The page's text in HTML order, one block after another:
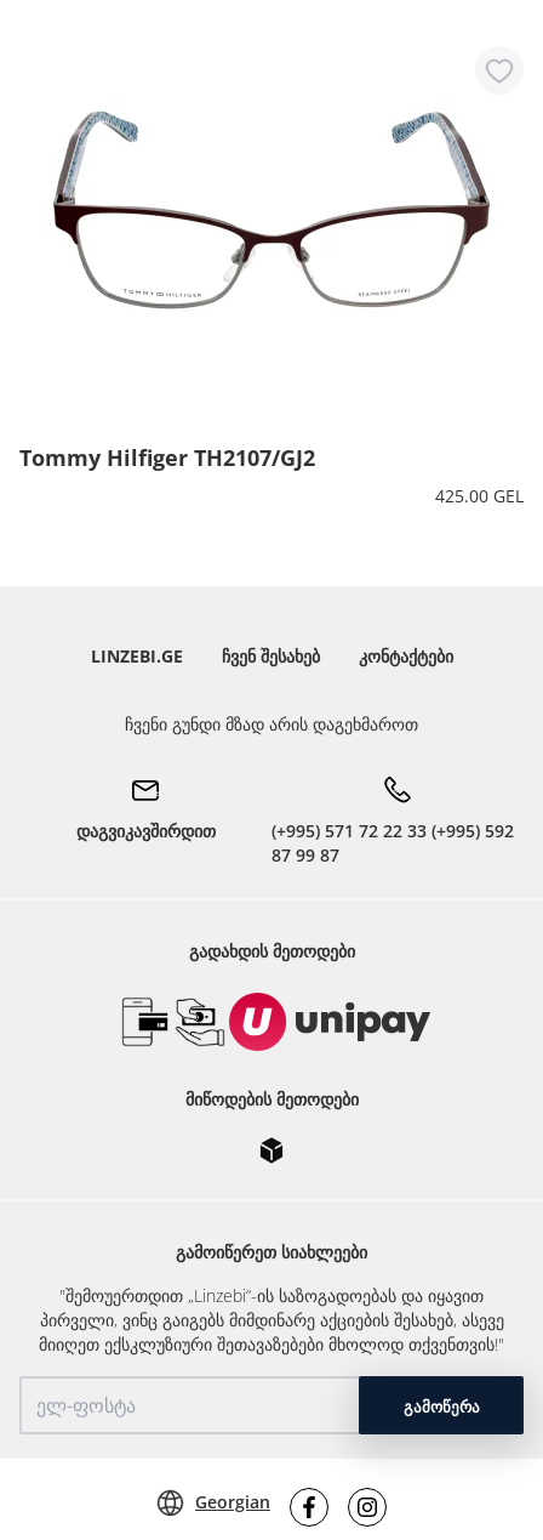
Tommy Hilfiger TH2107/GJ2
425.00 GEL
LINZEBI.GE ᲩᲕᲔᲜ ᲨᲔᲡᲐᲮᲔᲑ ᲙᲝᲜᲢᲐᲥᲢᲔᲑᲘ
ჩვენი გუნდი მზად არის დაგეხმაროთ
დაგვიკავშირდით
(+995) 571 72 22 33 (+995) 592
87 99 87
ᲒᲐᲓᲐᲮᲓᲘᲡ ᲛᲔᲗᲝᲓᲔᲑᲘ
ᲛᲘᲬᲝᲓᲔᲑᲘᲡ ᲛᲔᲗᲝᲓᲔᲑᲘ
ᲒᲐᲛᲝᲘᲬᲔᲠᲔᲗ ᲡᲘᲐᲮᲚᲔᲔᲑᲘ
"შემოუერთდით „Linzebi“-ის საზოგადოებას და იყავით
პირველი, ვინც გაიგებს მიმდინარე აქციების შესახებ, ასევე
მიიღეთ ექსკლუზიური შეთავაზებები მხოლოდ თქვენთვის!"
ᲒᲐᲛᲝᲬᲔᲠᲐ
Georgian